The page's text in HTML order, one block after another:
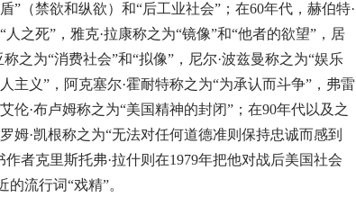
”（禁欲和纵欲）和“后工业社会”；在60年代，赫伯特·
之死”，雅克·拉康称之为“镜像”和“他者的欲望”，居
之为“消费社会”和“拟像”，尼尔·波兹曼称之为“娱乐
主义”，阿克塞尔·霍耐特称之为“为承认而斗争”，弗雷
伦·布卢姆称之为“美国精神的封闭”；在90年代以及之
姆·凯根称之为“无法对任何道德准则保持忠诚而感到
者克里斯托弗·拉什则在1979年把他对战后美国社会
流行词“戏精”。